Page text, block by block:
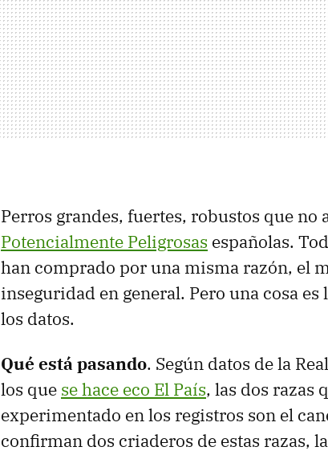
Perros grandes, fuertes, robustos que no
Potencialmente Peligrosas españolas.
han comprado por una misma razón, el
inseguridad en general. Pero una cosa
los datos.
Qué está pasando. Según datos de la
los que se hace eco El País, las dos razas
experimentado en los registros son el
confirman dos criaderos de estas razas,